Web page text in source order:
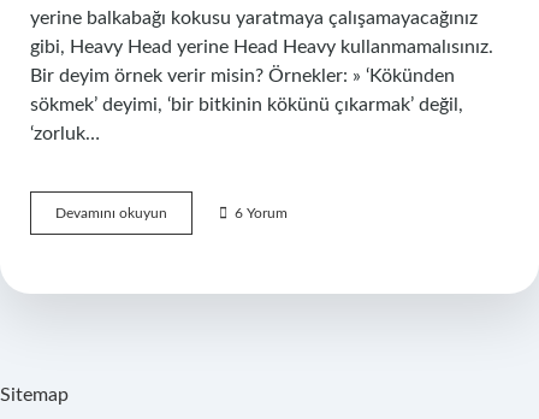
yerine balkabağı kokusu yaratmaya çalışamayacağınız
gibi, Heavy Head yerine Head Heavy kullanmamalısınız.
Bir deyim örnek verir misin? Örnekler: » ‘Kökünden
sökmek’ deyimi, ‘bir bitkinin kökünü çıkarmak’ değil,
‘zorluk…
Devamını okuyun
Çekmek
Midir
6 Yorum
Sitemap